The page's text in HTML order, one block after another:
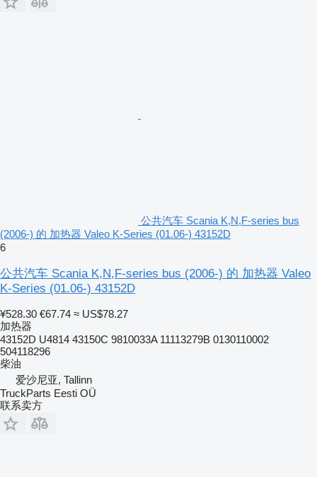
公共汽车 Scania K,N,F-series bus
(2006-) 的 加热器 Valeo K-Series (01.06-) 43152D
6
公共汽车 Scania K,N,F-series bus (2006-) 的 加热器 Valeo
K-Series (01.06-) 43152D
¥528.30 €67.74 ≈ US$78.27
加热器
43152D U4814 43150C 9810033A 11113279B 0130110002
504118296
柴油
爱沙尼亚, Tallinn
TruckParts Eesti OÜ
联系卖方